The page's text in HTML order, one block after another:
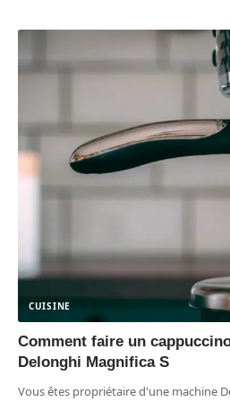
CUISINE
Comment faire un
Delonghi Magnifica S
Vous êtes propriétaire d'une machine